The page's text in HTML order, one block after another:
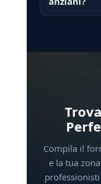
Compila il
e la tua